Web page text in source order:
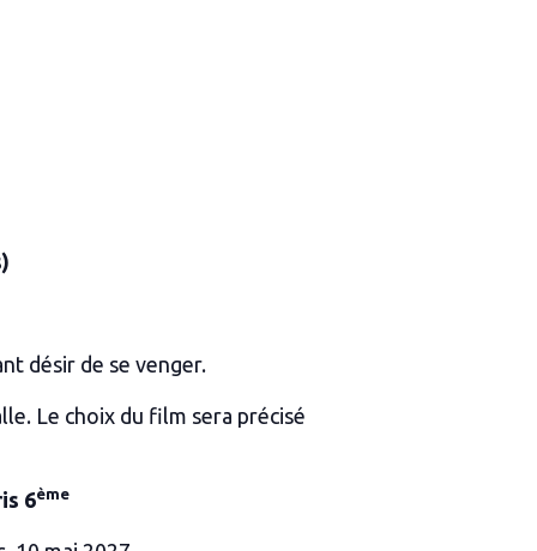
désir de se venger.
Le choix du film sera précisé
6ème